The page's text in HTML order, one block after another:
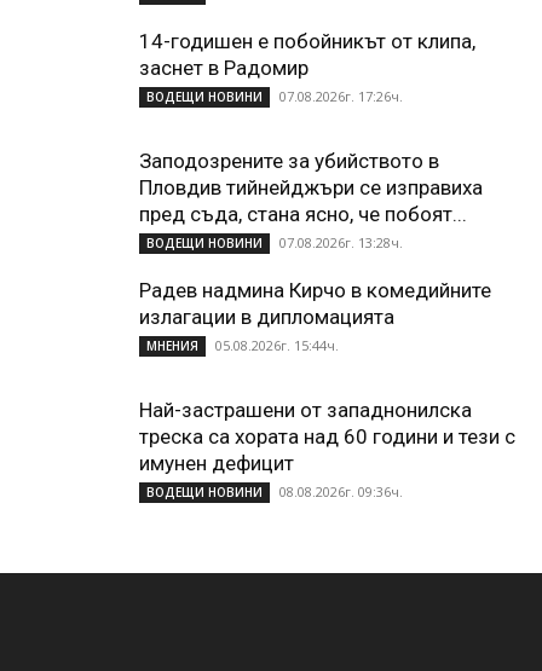
14-годишен е побойникът от клипа,
заснет в Радомир
ВОДЕЩИ НОВИНИ 07.08.2026г. 17:26ч.
Заподозрените за убийството в
Пловдив тийнейджъри се изправиха
пред съда, стана ясно, че побоят...
ВОДЕЩИ НОВИНИ 07.08.2026г. 13:28ч.
Радев надмина Кирчо в комедийните
излагации в дипломацията
МНЕНИЯ 05.08.2026г. 15:44ч.
Най-застрашени от западнонилска
треска са хората над 60 години и тези с
имунен дефицит
ВОДЕЩИ НОВИНИ 08.08.2026г. 09:36ч.